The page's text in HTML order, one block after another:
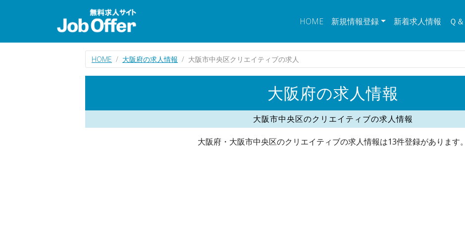
HOME 新規情報登録 新着求人情報 Ｑ
HOME 大阪府の求人情報 大阪市中央区クリエイティブの求人
大阪府の求人情報
大阪市中央区のクリエイティブの求人情報
大阪府・大阪市中央区のクリエイティブの求人情報は13件登録があります。